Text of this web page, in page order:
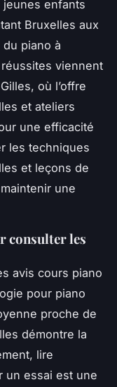
jeunes enfants
Bruxelles aux
piano à
viennent
où l’offre
et ateliers
une efficacité
les techniques
et leçons de
une
consulter les
avis cours piano
pour piano
proche de
démontre la
lire
un essai est une